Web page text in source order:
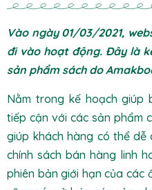
Vào ngày 01/03/2021,
đi vào hoạt động. Đây là
sản phẩm sách do
Nằm trong kế hoạch giúp
tiếp cận với các sản phẩm
giúp khách hàng có thể dễ
chính sách bán hàng linh
phiên bản giới hạn của các